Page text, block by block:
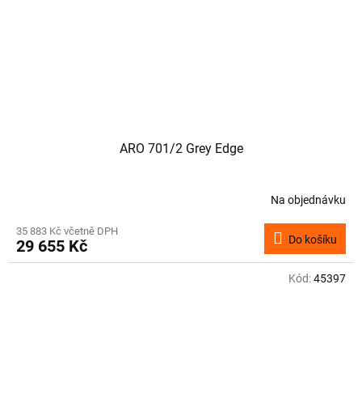
ARO 701/2 Grey Edge
Na objednávku
35 883 Kč včetně DPH
29 655 Kč Do košíku
Kód:45397